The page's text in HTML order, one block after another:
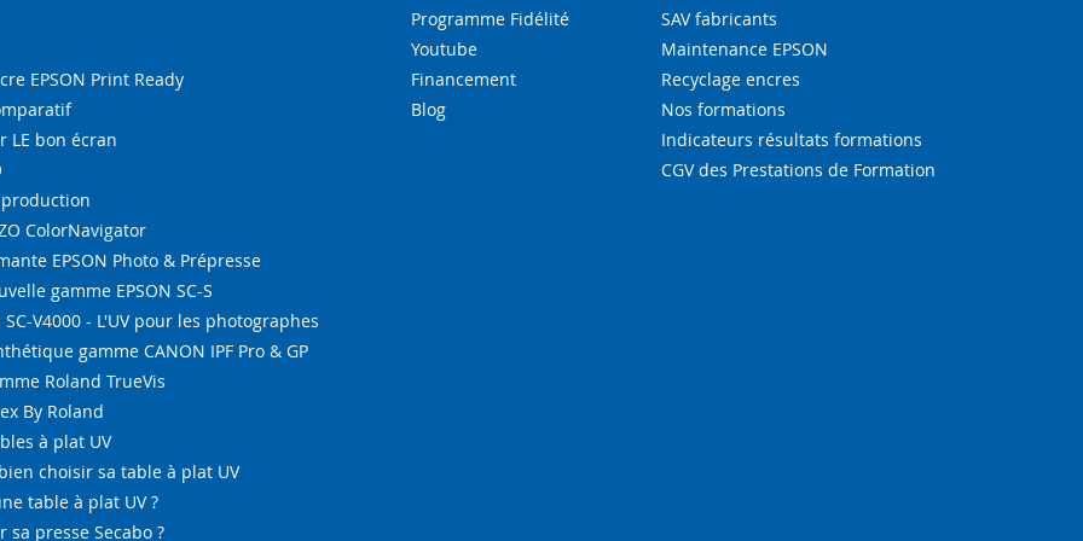
EPSON Print Ready
LE bon écran
production
ColorNavigator
EPSON Photo & Prépresse
gamme EPSON SC-S
SC-V4000 - L'UV pour les photographes
gamme CANON IPF Pro & GP
Roland TrueVis
By Roland
à plat UV
choisir sa table à plat UV
table à plat UV ?
sa presse Secabo ?
Programme Fidélité
Youtube
Financement
Blog
SAV fabricants
Maintenance EPSON
Recyclage encres
Nos formations
Indicateurs résultats formations
CGV des Prestations de Formation